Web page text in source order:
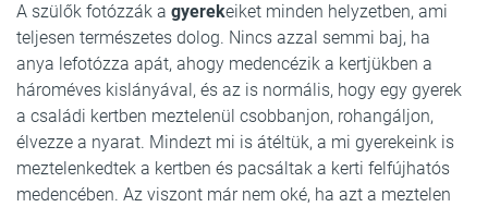
A szülők fotózzák a gyerekeiket minden helyzetben, ami
teljesen természetes dolog. Nincs azzal semmi baj, ha
anya lefotózza apát, ahogy medencézik a kertjükben a
hároméves kislányával, és az is normális, hogy egy gyerek
a családi kertben meztelenül csobbanjon, rohangáljon,
élvezze a nyarat. Mindezt mi is átéltük, a mi gyerekeink is
meztelenkedtek a kertben és pacsáltak a kerti felfújhatós
medencében. Az viszont már nem oké, ha azt a meztelen